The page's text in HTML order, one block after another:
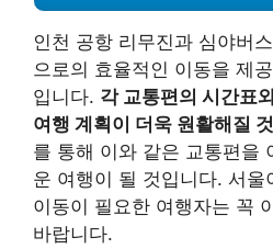
인천 공항 리무진과 심야버
으로의 효율적인 이동을 제
입니다. 각 교통편의 시간표
여행 계획이 더욱 원활해질
를 통해 이와 같은 교통편을
운 여행이 될 것입니다. 서울
이동이 필요한 여행자는 꼭
바랍니다.